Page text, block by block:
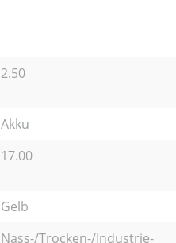
2.50
Akku
17.00
Gelb
Nass-/Trocken-/Industrie-